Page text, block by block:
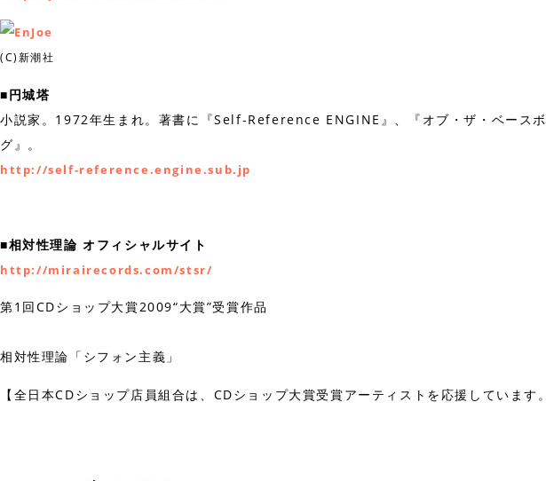
(C)新潮社
■円城塔
小説家。1972年生まれ。著書に『Self-Reference ENGINE』、『オブ・ザ・ベース
グ』。
http://self-reference.engine.sub.jp
■相対性理論 オフィシャルサイト
http://mirairecords.com/stsr/
第1回CDショップ大賞2009“大賞”受賞作品
相対性理論「シフォン主義」
【全日本CDショップ店員組合は、CDショップ大賞受賞アーティストを応援しています